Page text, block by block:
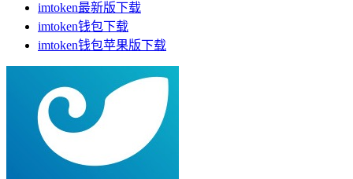
imtoken最新版下载
imtoken钱包下载
imtoken钱包苹果版下载